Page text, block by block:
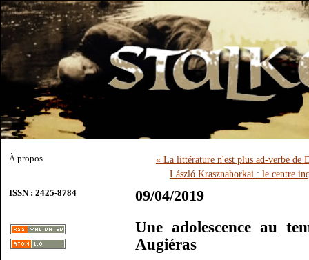
À propos
ISSN : 2425-8784
« La littérature n'est plus ad-verbe de
László Krasznahorkai : le centre
09/04/2019
Une adolescence au
Augiéras